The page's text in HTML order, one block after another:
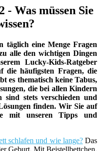
Was müssen Sie
täglich eine Menge Fragen
alle den wichtigen Dingen
Lucky-Kids-Ratgeber
die häufigsten Fragen, die
es thematisch keine Tabus,
die bei allen Kindern
stets verschieden und
finden. Wir Sie auf
mit unseren Tipps und
schlafen und wie lange?Das